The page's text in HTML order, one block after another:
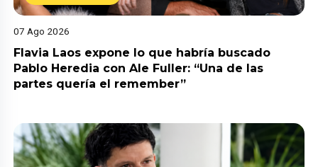
07 Ago 2026
Flavia Laos expone lo que habría buscado
Pablo Heredia con Ale Fuller: “Una de las
partes quería el remember”